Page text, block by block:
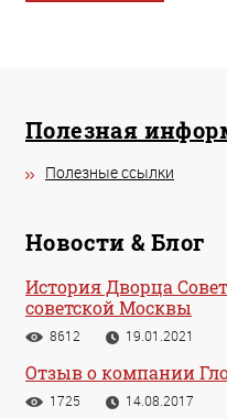
Полезная
Полезные ссылки
Новости & Блог
История Дворца
советской Москвы
8612 19.01.2021
Отзыв о компании
1725 14.08.2017